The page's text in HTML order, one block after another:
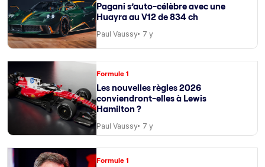
Pagani s’auto-célèbre avec une
Huayra au V12 de 834 ch
Paul Vaussy 7 y
Formule 1
Les nouvelles règles 2026
conviendront-elles à Lewis
Hamilton ?
Paul Vaussy 7 y
Formule 1